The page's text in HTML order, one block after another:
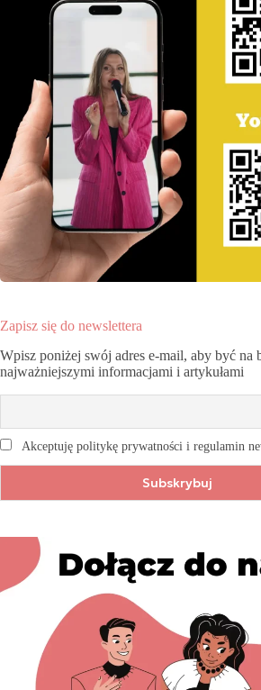
Zapisz się do newslettera
Wpisz poniżej swój adres e-mail, aby być na
najważniejszymi informacjami i artykułami
Akceptuję politykę prywatności i regulamin